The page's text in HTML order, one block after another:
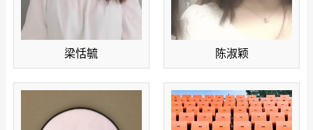
梁恬毓 陈淑颖